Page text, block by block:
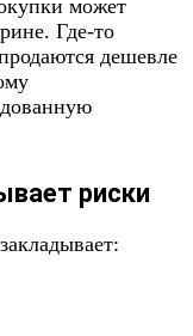
может
Где-то
дешевле
риски